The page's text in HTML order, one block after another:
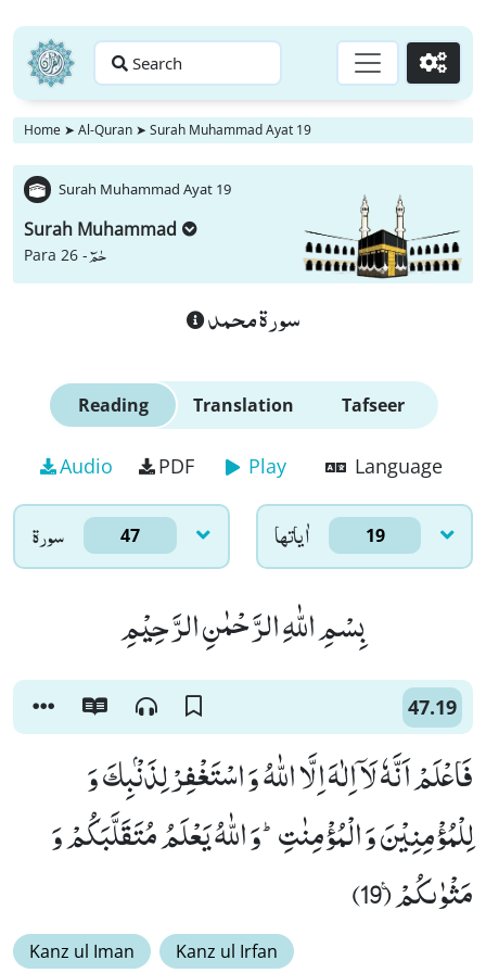
Search Go
Home ➤ Al-Quran ➤ Surah Muhammad Ayat 19
Surah Muhammad Ayat 19
Surah Muhammad
Para 26 -حٰمٓ
سورة محمد
Reading Translation Tafseer
Audio PDF Play Language
سورۃ 47 اٰياتها 19
بِسْمِ اللّٰهِ الرَّحْمٰنِ الرَّحِیْمِ
47.19
فَاعْلَمْ اَنَّهٗ لَاۤ اِلٰهَ اِلَّا اللّٰهُ وَ اسْتَغْفِرْ لِذَنْۢبِكَ وَ
لِلْمُؤْمِنِیْنَ وَ الْمُؤْمِنٰتِؕ-وَ اللّٰهُ یَعْلَمُ مُتَقَلَّبَكُمْ وَ
مَثْوٰىكُمْ۠ (19)
Kanz ul Iman Kanz ul Irfan